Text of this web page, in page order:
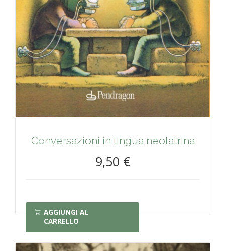
Conversazioni in lingua neolatrina
9,50 €
AGGIUNGI AL
CARRELLO